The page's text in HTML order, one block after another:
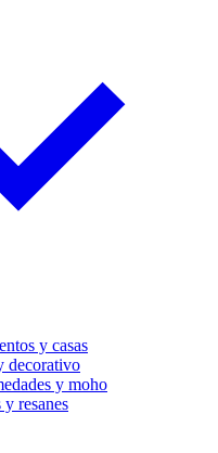
y casas
decorativo
y moho
resanes